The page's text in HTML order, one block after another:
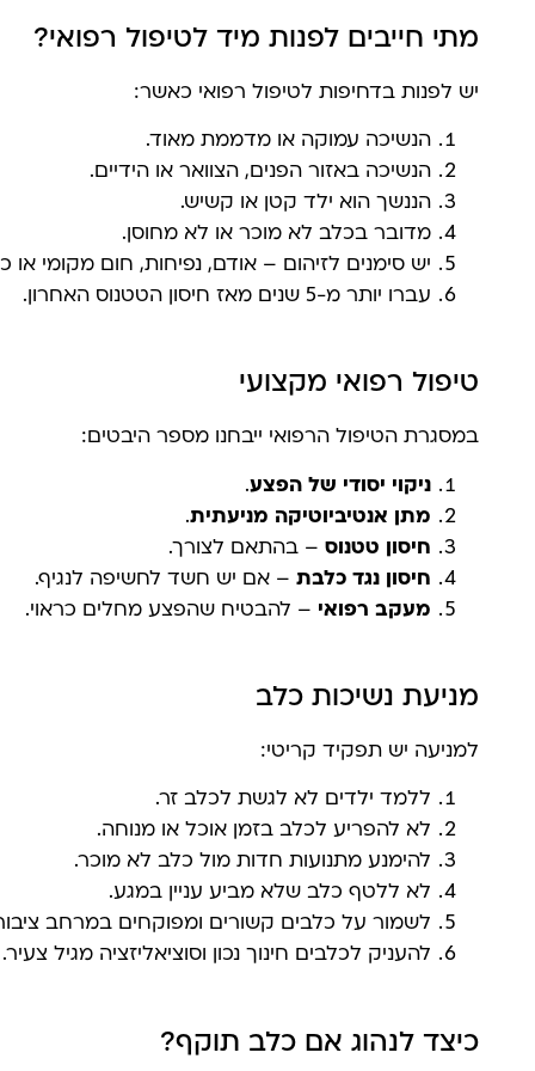
מתי חייבים לפנות מיד לטיפול רפואי?
יש לפנות בדחיפות לטיפול רפואי כאשר:
הנשיכה עמוקה או מדממת מאוד.
הנשיכה באזור הפנים, הצוואר או הידיים.
הננשך הוא ילד קטן או קשיש.
מדובר בכלב לא מוכר או לא מחוסן.
יש סימנים לזיהום – אודם, נפיחות, חום מקומי או
עברו יותר מ-5 שנים מאז חיסון הטטנוס האחרון.
טיפול רפואי מקצועי
במסגרת הטיפול הרפואי ייבחנו מספר היבטים:
ניקוי יסודי של הפצע.
מתן אנטיביוטיקה מניעתית.
חיסון טטנוס – בהתאם לצורך.
חיסון נגד כלבת – אם יש חשד לחשיפה לנגיף.
מעקב רפואי – להבטיח שהפצע מחלים כראוי.
מניעת נשיכות כלב
למניעה יש תפקיד קריטי:
ללמד ילדים לא לגשת לכלב זר.
לא להפריע לכלב בזמן אוכל או מנוחה.
להימנע מתנועות חדות מול כלב לא מוכר.
לא ללטף כלב שלא מביע עניין במגע.
לשמור על כלבים קשורים ומפוקחים במרחב
להעניק לכלבים חינוך נכון וסוציאליזציה מגיל צעיר.
כיצד לנהוג אם כלב תוקף?